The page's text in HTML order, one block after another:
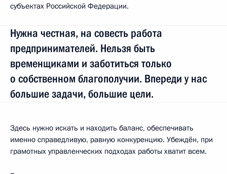
субъектах Российской Федерации.
Нужна честная, на совесть работа
предпринимателей. Нельзя быть
временщиками и заботиться только
о собственном благополучии. Впереди у нас
большие задачи, большие цели.
Здесь нужно искать и находить баланс, обеспечивать
именно справедливую, равную конкуренцию. Убеждён, при
грамотных управленческих подходах работы хватит всем.